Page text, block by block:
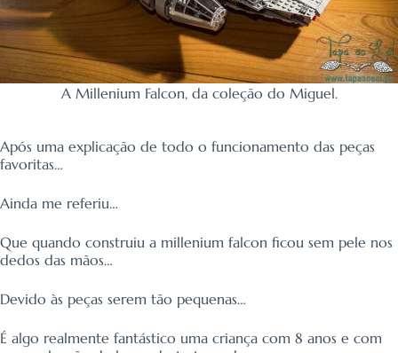
A Millenium Falcon, da coleção do Miguel.
Após uma explicação de todo o funcionamento das peças
favoritas…
Ainda me referiu…
Que quando construiu a millenium falcon ficou sem pele nos
dedos das mãos…
Devido às peças serem tão pequenas…
É algo realmente fantástico uma criança com 8 anos e com